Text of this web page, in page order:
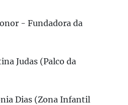
- Fundadora da
Judas (Palco da
Dias (Zona Infantil